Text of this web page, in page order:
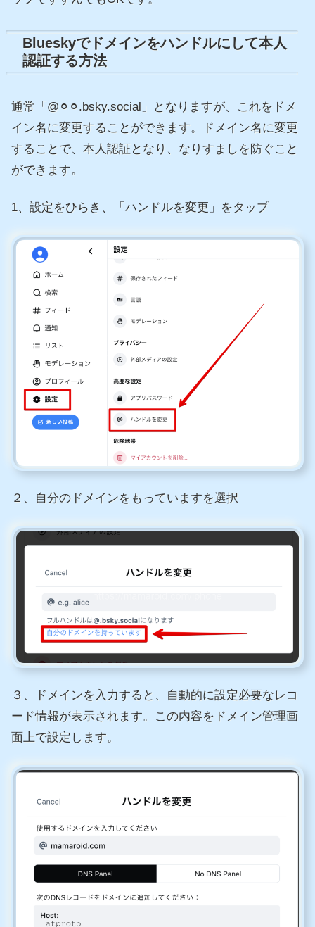
Blueskyでドメインをハンドルにして本人
認証する方法
通常「@⚪︎⚪︎.bsky.social」となりますが、これをドメ
イン名に変更することができます。ドメイン名に変更
することで、本人認証となり、なりすましを防ぐこと
ができます。
1、設定をひらき、「ハンドルを変更」をタップ
２、自分のドメインをもっていますを選択
３、ドメインを入力すると、自動的に設定必要なレコ
ード情報が表示されます。この内容をドメイン管理画
面上で設定します。